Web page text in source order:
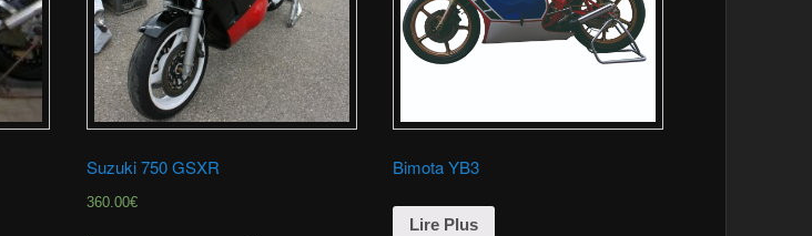
Suzuki 750 GSXR
360.00€
Bimota YB3
Lire Plus